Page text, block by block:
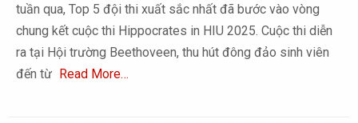
tuần qua, Top 5 đội thi xuất sắc nhất đã bước vào vòng
chung kết cuộc thi Hippocrates in HIU 2025. Cuộc thi diễn
ra tại Hội trường Beethoveen, thu hút đông đảo sinh viên
đến từ Read More…